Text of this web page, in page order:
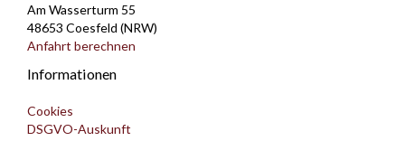
Am Wasserturm 55
48653 Coesfeld (NRW)
Anfahrt berechnen
Informationen
Cookies
DSGVO-Auskunft